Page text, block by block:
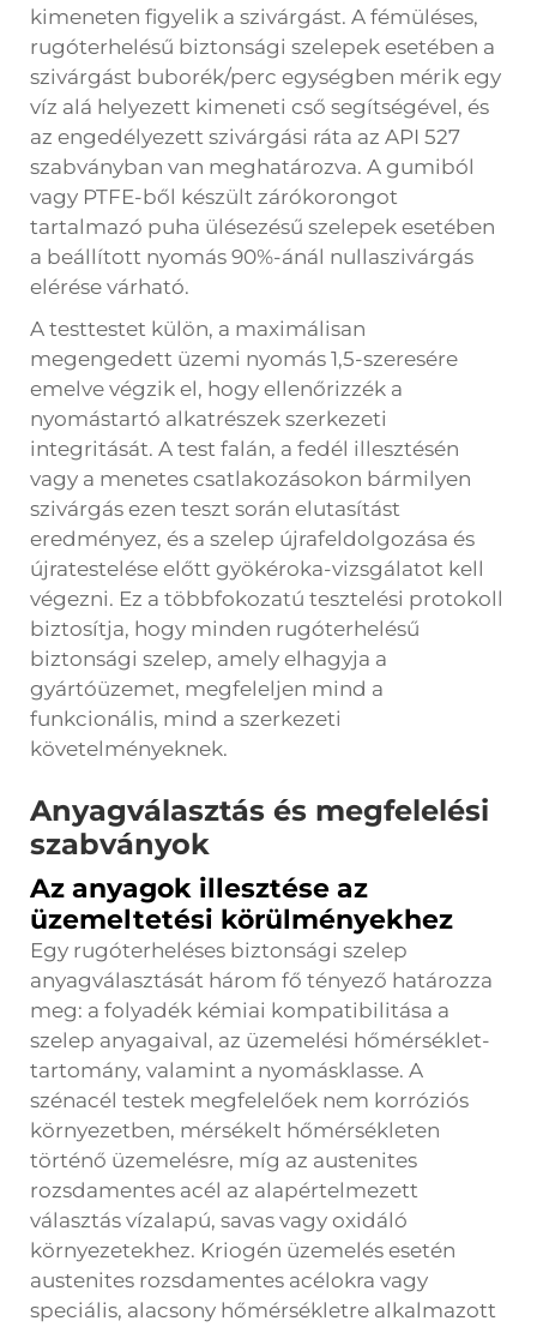
kimeneten figyelik a szivárgást. A fémüléses,
rugóterhelésű biztonsági szelepek esetében a
szivárgást buborék/perc egységben mérik egy
víz alá helyezett kimeneti cső segítségével, és
az engedélyezett szivárgási ráta az API 527
szabványban van meghatározva. A gumiból
vagy PTFE-ből készült zárókorongot
tartalmazó puha ülésezésű szelepek esetében
a beállított nyomás 90%-ánál nullaszivárgás
elérése várható.
A testtestet külön, a maximálisan
megengedett üzemi nyomás 1,5-szeresére
emelve végzik el, hogy ellenőrizzék a
nyomástartó alkatrészek szerkezeti
integritását. A test falán, a fedél illesztésén
vagy a menetes csatlakozásokon bármilyen
szivárgás ezen teszt során elutasítást
eredményez, és a szelep újrafeldolgozása és
újratestelése előtt gyökéroka-vizsgálatot kell
végezni. Ez a többfokozatú tesztelési protokoll
biztosítja, hogy minden rugóterhelésű
biztonsági szelep, amely elhagyja a
gyártóüzemet, megfeleljen mind a
funkcionális, mind a szerkezeti
követelményeknek.
Anyagválasztás és megfelelési
szabványok
Az anyagok illesztése az
üzemeltetési körülményekhez
Egy rugóterheléses biztonsági szelep
anyagválasztását három fő tényező határozza
meg: a folyadék kémiai kompatibilitása a
szelep anyagaival, az üzemelési hőmérséklet-
tartomány, valamint a nyomásklasse. A
szénacél testek megfelelőek nem korróziós
környezetben, mérsékelt hőmérsékleten
történő üzemelésre, míg az austenites
rozsdamentes acél az alapértelmezett
választás vízalapú, savas vagy oxidáló
környezetekhez. Kriogén üzemelés esetén
austenites rozsdamentes acélokra vagy
speciális, alacsony hőmérsékletre alkalmazott